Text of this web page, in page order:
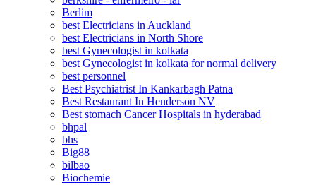
Berlim
best Electricians in Auckland
best Electricians in North Shore
best Gynecologist in kolkata
best Gynecologist in kolkata for normal delivery
best personnel
Best Psychiatrist In Kankarbagh Patna
Best Restaurant In Henderson NV
Best stomach Cancer Hospitals in hyderabad
bhpal
bhs
Big88
bilbao
Biochemie